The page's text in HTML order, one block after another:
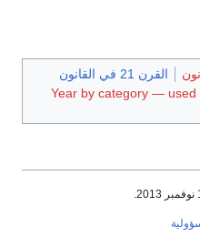
القرن 21 في القانون
Year by category — used